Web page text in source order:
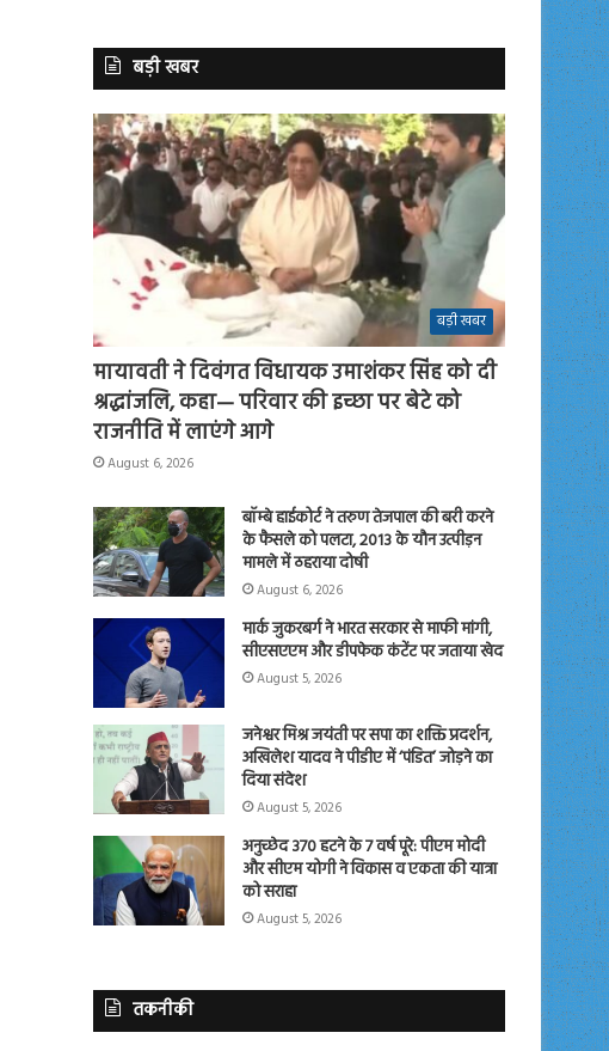
बड़ी खबर
बड़ी खबर
मायावती ने दिवंगत विधायक उमाशंकर सिंह को दी
श्रद्धांजलि, कहा— परिवार की इच्छा पर बेटे को
राजनीति में लाएंगे आगे
August 6, 2026
बॉम्बे हाईकोर्ट ने तरुण तेजपाल की बरी करने
के फैसले को पलटा, 2013 के यौन उत्पीड़न
मामले में ठहराया दोषी
August 6, 2026
मार्क जुकरबर्ग ने भारत सरकार से माफी मांगी,
सीएसएएम और डीपफेक कंटेंट पर जताया खेद
August 5, 2026
जनेश्वर मिश्र जयंती पर सपा का शक्ति प्रदर्शन,
अखिलेश यादव ने पीडीए में ‘पंडित’ जोड़ने का
दिया संदेश
August 5, 2026
अनुच्छेद 370 हटने के 7 वर्ष पूरे: पीएम मोदी
और सीएम योगी ने विकास व एकता की यात्रा
को सराहा
August 5, 2026
तकनीकी